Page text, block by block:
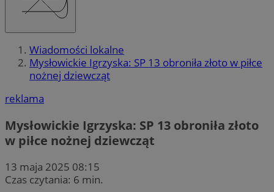
Wiadomości lokalne
Mysłowickie Igrzyska: SP 13 obroniła złoto w piłce
nożnej dziewcząt
reklama
Mysłowickie Igrzyska: SP 13 obroniła złoto
w piłce nożnej dziewcząt
13 maja 2025 08:15
Czas czytania: 6 min.